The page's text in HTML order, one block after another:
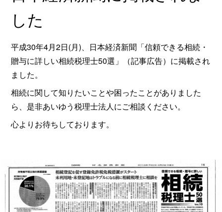
した
平成30年4月2日(月)、日本経済新聞「信頼できる相続・
贈与に詳しい相続税理士50選」（記事広告）に掲載され
ました。
相続に関して知りたいことや困ったことがありました
ら、是非あいゆう税理士法人にご相談ください。
心よりお待ちしております。